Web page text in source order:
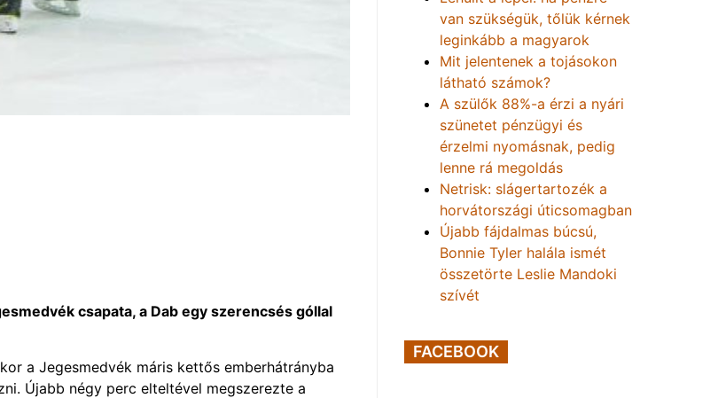
csapata, a Dab egy szerencsés góllal
a Jegesmedvék máris kettős emberhátrányba
Újabb négy perc elteltével megszerezte a
van szükségük, tőlük kérnek
leginkább a magyarok
Mit jelentenek a tojásokon
látható számok?
A szülők 88%-a érzi a nyári
szünetet pénzügyi és
érzelmi nyomásnak, pedig
lenne rá megoldás
Netrisk: slágertartozék a
horvátországi úticsomagban
Újabb fájdalmas búcsú,
Bonnie Tyler halála ismét
összetörte Leslie Mandoki
szívét
FACEBOOK